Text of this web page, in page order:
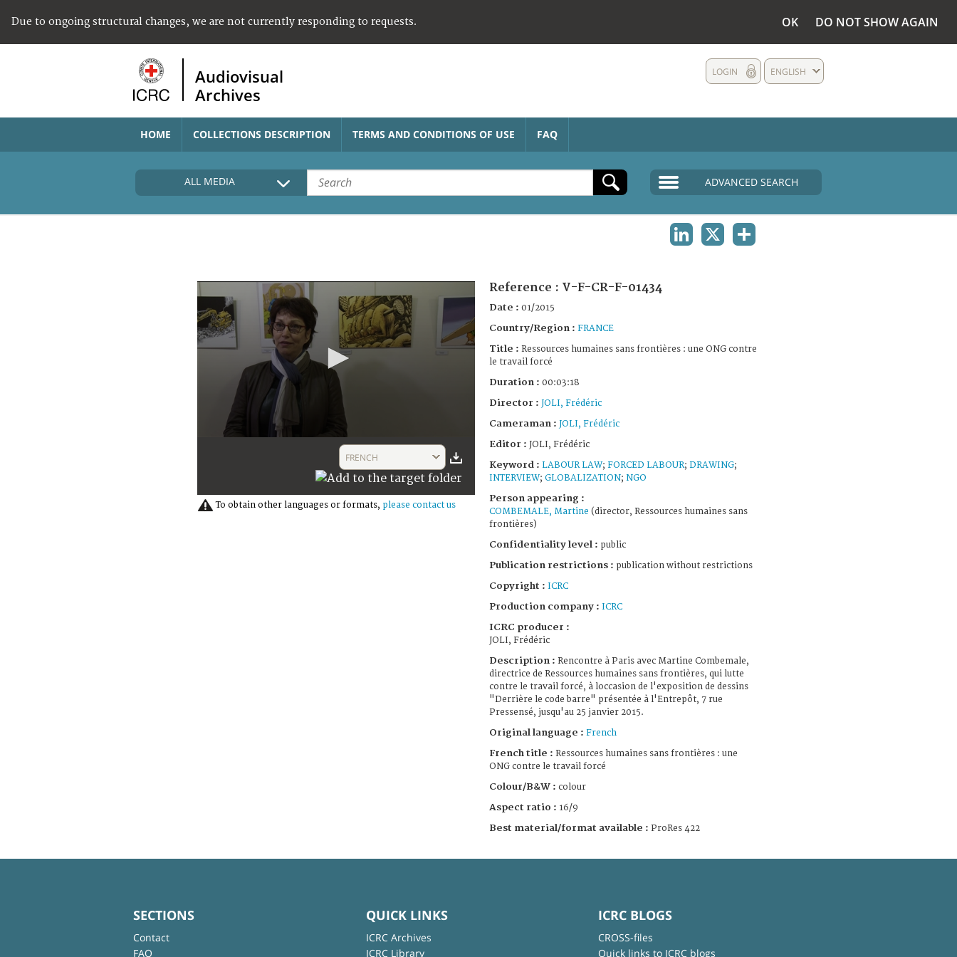
Due to ongoing structural changes, we are not currently responding to requests. OK DO NOT SHOW AGAIN
Audiovisual
Archives
ENGLISH
LOGIN
HOME COLLECTIONS DESCRIPTION TERMS AND CONDITIONS OF USE FAQ
ALL MEDIA ADVANCED SEARCH
18
secondsVolume
FRENCH
To obtain other languages or formats, please contact us
Reference : V-F-CR-F-01434
Date : 01/2015
Country/Region : FRANCE
Title : Ressources humaines sans frontières : une ONG contre
le travail forcé
Duration : 00:03:18
Director : JOLI, Frédéric
Cameraman : JOLI, Frédéric
Editor : JOLI, Frédéric
Keyword : LABOUR LAW; FORCED LABOUR; DRAWING;
INTERVIEW; GLOBALIZATION; NGO
Person appearing :
COMBEMALE, Martine (director, Ressources humaines sans
frontières)
Confidentiality level : public
Publication restrictions : publication without restrictions
Copyright : ICRC
Production company : ICRC
ICRC producer :
JOLI, Frédéric
Description : Rencontre à Paris avec Martine Combemale,
directrice de Ressources humaines sans frontières, qui lutte
contre le travail forcé, à loccasion de l'exposition de dessins
"Derrière le code barre" présentée à l'Entrepôt, 7 rue
Pressensé, jusqu'au 25 janvier 2015.
Original language : French
French title : Ressources humaines sans frontières : une
ONG contre le travail forcé
Colour/B&W : colour
Aspect ratio : 16/9
Best material/format available : ProRes 422
SECTIONS
Contact
FAQ
QUICK LINKS
ICRC Archives
ICRC Library
ICRC BLOGS
CROSS-files
Quick links to ICRC blogs